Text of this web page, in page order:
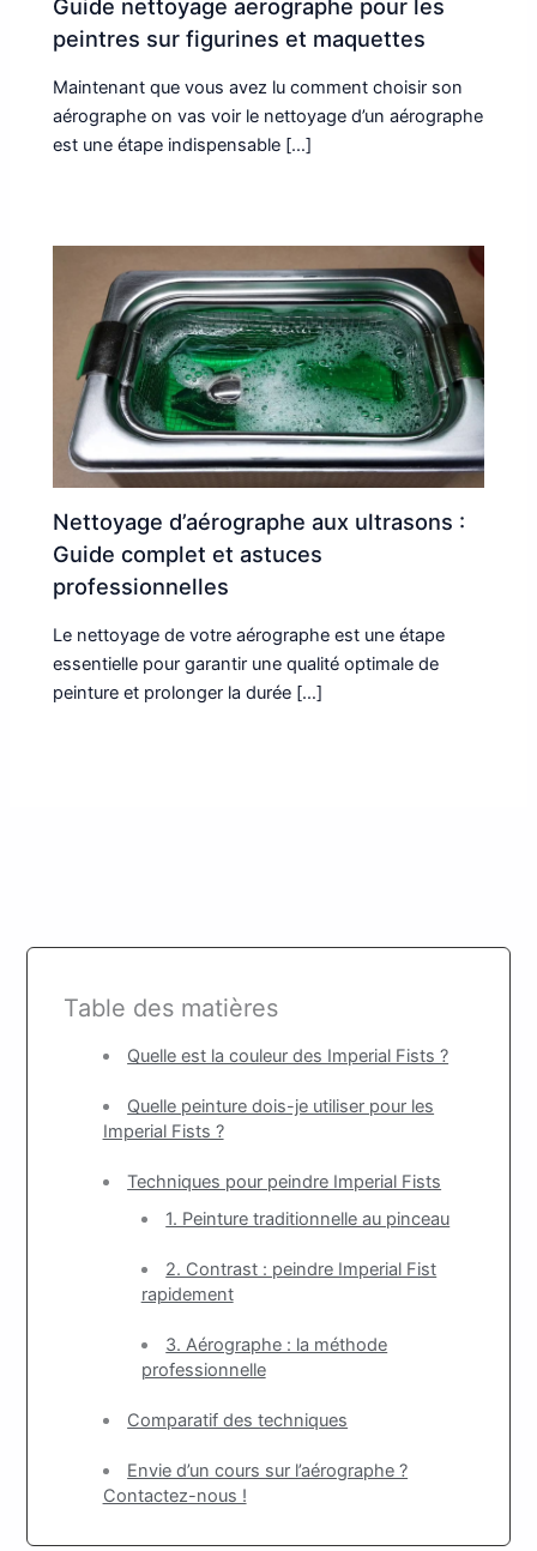
Guide nettoyage aerographe pour les
peintres sur figurines et maquettes
Maintenant que vous avez lu comment choisir son
aérographe on vas voir le nettoyage d’un aérographe
est une étape indispensable […]
Nettoyage d’aérographe aux ultrasons :
Guide complet et astuces
professionnelles
Le nettoyage de votre aérographe est une étape
essentielle pour garantir une qualité optimale de
peinture et prolonger la durée […]
Table des matières
Quelle est la couleur des Imperial Fists ?
Quelle peinture dois-je utiliser pour les
Imperial Fists ?
Techniques pour peindre Imperial Fists
1. Peinture traditionnelle au pinceau
2. Contrast : peindre Imperial Fist
rapidement
3. Aérographe : la méthode
professionnelle
Comparatif des techniques
Envie d’un cours sur l’aérographe ?
Contactez-nous !